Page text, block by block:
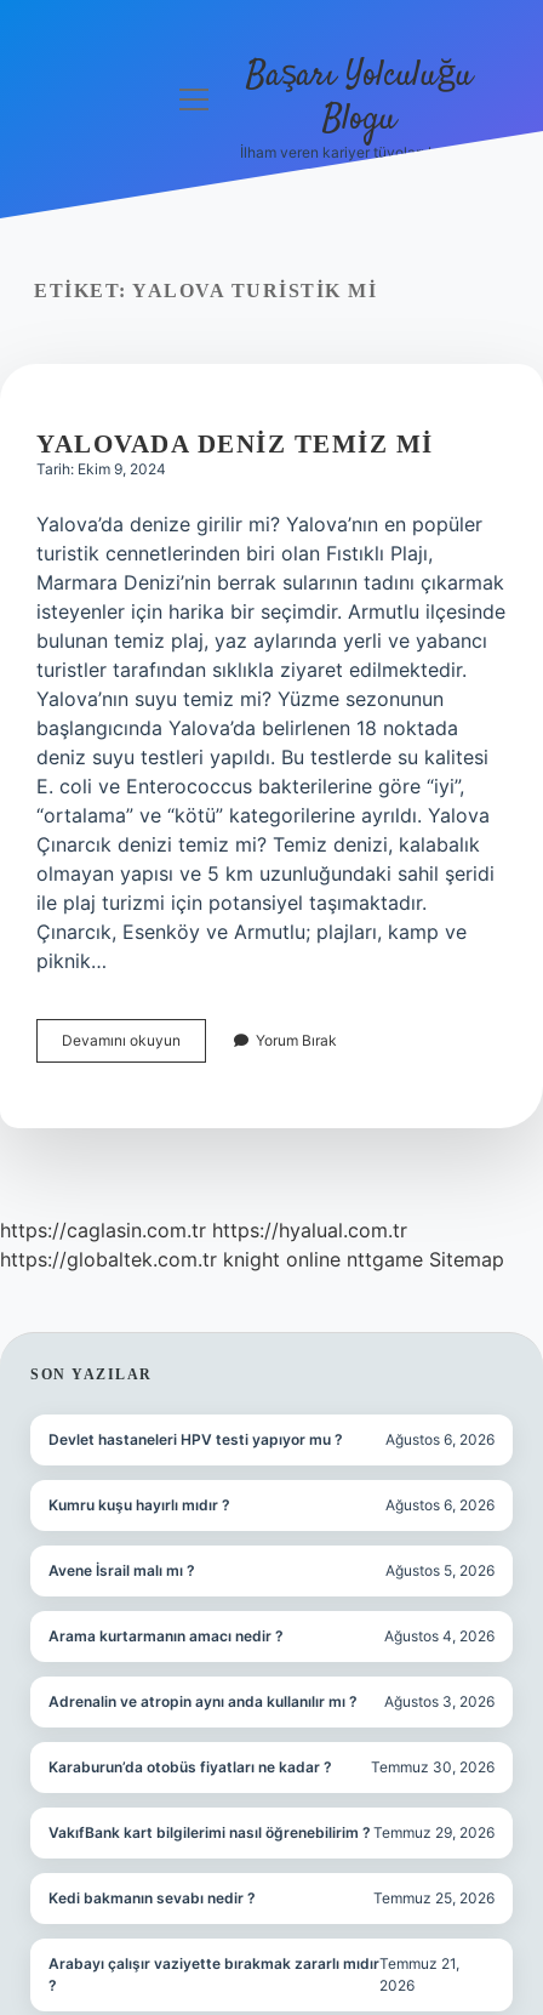
menüyüBaşarı Yolculuğu
Blogu
İlham veren kariyer tüyoları burada!
ETIKET: YALOVA TURISTIK MI
YALOVADA DENIZ TEMIZ MI
Tarih: Ekim 9, 2024
Yalova’da denize girilir mi? Yalova’nın en popüler
turistik cennetlerinden biri olan Fıstıklı Plajı,
Marmara Denizi’nin berrak sularının tadını çıkarmak
isteyenler için harika bir seçimdir. Armutlu ilçesinde
bulunan temiz plaj, yaz aylarında yerli ve yabancı
turistler tarafından sıklıkla ziyaret edilmektedir.
Yalova’nın suyu temiz mi? Yüzme sezonunun
başlangıcında Yalova’da belirlenen 18 noktada
deniz suyu testleri yapıldı. Bu testlerde su kalitesi
E. coli ve Enterococcus bakterilerine göre “iyi”,
“ortalama” ve “kötü” kategorilerine ayrıldı. Yalova
Çınarcık denizi temiz mi? Temiz denizi, kalabalık
olmayan yapısı ve 5 km uzunluğundaki sahil şeridi
ile plaj turizmi için potansiyel taşımaktadır.
Çınarcık, Esenköy ve Armutlu; plajları, kamp ve
piknik…
Devamını okuyun Yalovada
Deniz
Yorum Bırak
https://caglasin.com.tr https://hyalual.com.tr
https://globaltek.com.tr knight online nttgame Sitemap
SIDEBAR
SON YAZILAR
Devlet hastaneleri HPV testi yapıyor mu ? Ağustos 6, 2026
Kumru kuşu hayırlı mıdır ? Ağustos 6, 2026
Avene İsrail malı mı ? Ağustos 5, 2026
Arama kurtarmanın amacı nedir ? Ağustos 4, 2026
Adrenalin ve atropin aynı anda kullanılır mı ? Ağustos 3, 2026
Karaburun’da otobüs fiyatları ne kadar ? Temmuz 30, 2026
VakıfBank kart bilgilerimi nasıl öğrenebilirim ? Temmuz 29, 2026
Kedi bakmanın sevabı nedir ? Temmuz 25, 2026
Arabayı çalışır vaziyette bırakmak zararlı mıdır
?
Temmuz 21,
2026